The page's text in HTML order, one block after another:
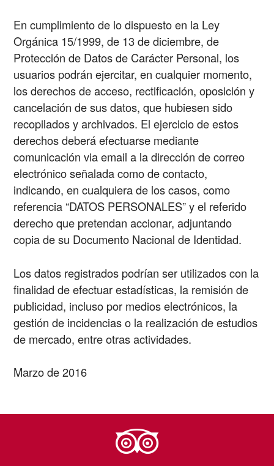
En cumplimiento de lo dispuesto en la Ley
Orgánica 15/1999, de 13 de diciembre, de
Protección de Datos de Carácter Personal, los
usuarios podrán ejercitar, en cualquier momento,
los derechos de acceso, rectificación, oposición y
cancelación de sus datos, que hubiesen sido
recopilados y archivados. El ejercicio de estos
derechos deberá efectuarse mediante
comunicación via email a la dirección de correo
electrónico señalada como de contacto,
indicando, en cualquiera de los casos, como
referencia “DATOS PERSONALES” y el referido
derecho que pretendan accionar, adjuntando
copia de su Documento Nacional de Identidad.
Los datos registrados podrían ser utilizados con la
finalidad de efectuar estadísticas, la remisión de
publicidad, incluso por medios electrónicos, la
gestión de incidencias o la realización de estudios
de mercado, entre otras actividades.
Marzo de 2016